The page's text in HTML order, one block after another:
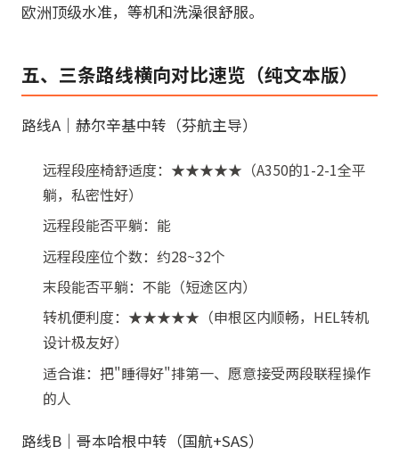
欧洲顶级水准，等机和洗澡很舒服。
五、三条路线横向对比速览（纯文本版）
路线A｜赫尔辛基中转（芬航主导）
远程段座椅舒适度：★★★★★（A350的1-2-1全平
躺，私密性好）
远程段能否平躺：能
远程段座位个数：约28~32个
末段能否平躺：不能（短途区内）
转机便利度：★★★★★（申根区内顺畅，HEL转机
设计极友好）
适合谁：把"睡得好"排第一、愿意接受两段联程操作
的人
路线B｜哥本哈根中转（国航+SAS）